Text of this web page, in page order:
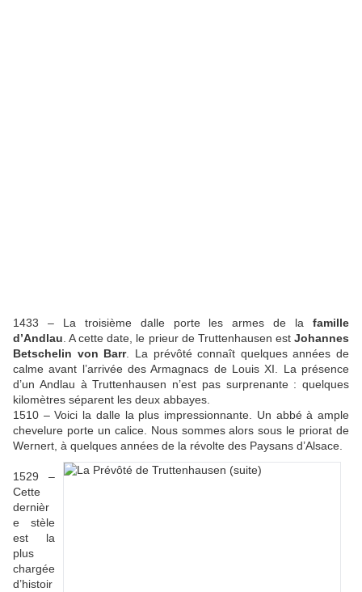
1433 – La troisième dalle porte les armes de la famille
d’Andlau. A cette date, le prieur de Truttenhausen est Johannes
Betschelin von Barr. La prévôté connaît quelques années de
calme avant l’arrivée des Armagnacs de Louis XI. La présence
d’un Andlau à Truttenhausen n’est pas surprenante : quelques
kilomètres séparent les deux abbayes.
1510 – Voici la dalle la plus impressionnante. Un abbé à ample
chevelure porte un calice. Nous sommes alors sous le priorat de
Wernert, à quelques années de la révolte des Paysans d’Alsace.
1529 –
Cette
dernièr
e stèle
est la
plus
chargée
d’histoir